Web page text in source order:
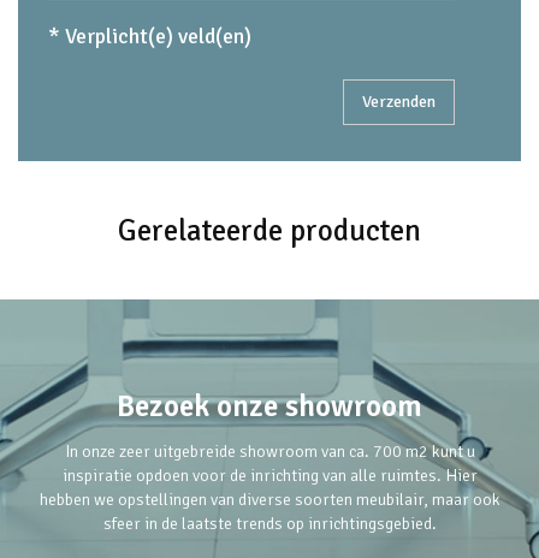
* Verplicht(e) veld(en)
Gerelateerde producten
Bezoek onze showroom
In onze zeer uitgebreide showroom van ca. 700 m2 kunt u
inspiratie opdoen voor de inrichting van alle ruimtes. Hier
hebben we opstellingen van diverse soorten meubilair, maar ook
sfeer in de laatste trends op inrichtingsgebied.